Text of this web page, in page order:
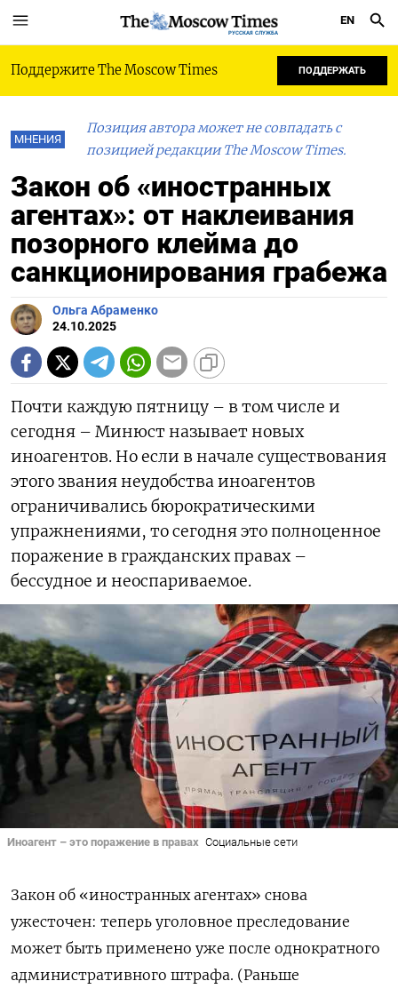
РУССКАЯ СЛУЖБА
EN
Поддержите The Moscow Times ПОДДЕРЖАТЬ
МНЕНИЯ
Позиция автора может не совпадать с
позицией редакции The Moscow Times.
Закон об «иностранных
агентах»: от наклеивания
позорного клейма до
санкционирования грабежа
Ольга Абраменко
24.10.2025
Почти каждую пятницу – в том числе и
сегодня – Минюст называет новых
иноагентов. Но если в начале существования
этого звания неудобства иноагентов
ограничивались бюрократическими
упражнениями, то сегодня это полноценное
поражение в гражданских правах –
бессудное и неоспариваемое.
Иноагент – это поражение в правах Социальные сети
Закон об «иностранных агентах» снова
ужесточен: теперь уголовное преследование
может быть применено уже после однократного
административного штрафа. (Раньше